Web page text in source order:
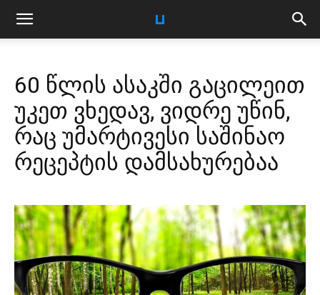
60 წლის ასაკში გაცილეით
უკეთ ვხედავ, ვიდრე უწინ,
რაც უმარტივესი საშინაო
რეცეპტის დამსახურებაა